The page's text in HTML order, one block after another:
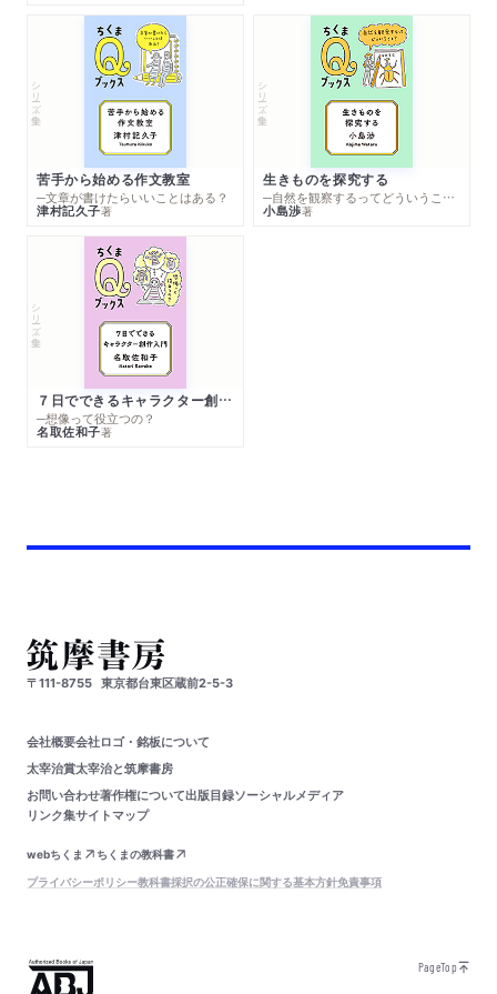
シリーズ・全集
苦手から始める作文教室
─文章が書けたらいいことはある？
津村記久子著
シリーズ・全集
生きものを探究する
─自然を観察するってどういうこと？
小島渉著
シリーズ・全集
７日でできるキャラクター創作入門
─想像って役立つの？
名取佐和子著
〒111-8755 東京都台東区蔵前2-5-3
会社概要会社ロゴ・銘板について
太宰治賞太宰治と筑摩書房
お問い合わせ著作権について出版目録ソーシャルメディア
リンク集サイトマップ
webちくま
ちくまの教科書
プライバシーポリシー教科書採択の公正確保に関する基本方針免責事項
PageTop